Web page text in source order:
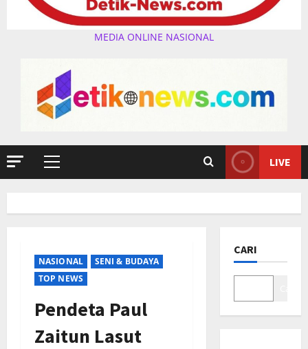
MEDIA ONLINE NASIONAL
Primary
LIVE
NASIONAL
SENI & BUDAYA
TOP NEWS
Pendeta Paul
Zaitun Lasut
CARI